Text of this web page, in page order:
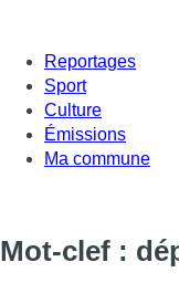
Reportages
Sport
Culture
Émissions
Ma commune
Mot-clef :